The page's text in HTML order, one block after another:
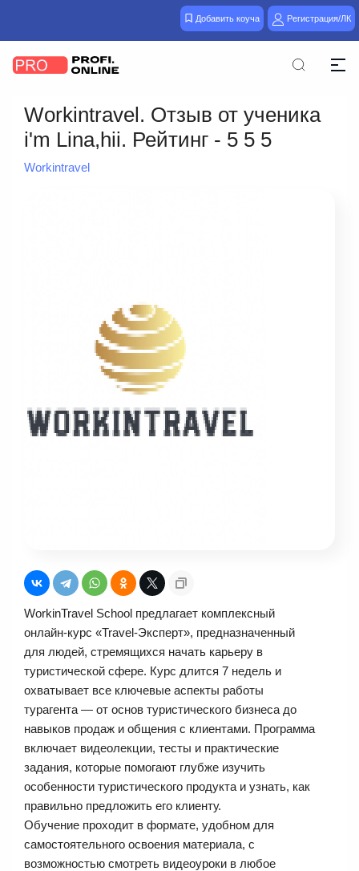
Добавить коуча Регистрация/ЛК
Workintravel. Отзыв от ученика
i'm Lina,hii. Рейтинг - 5 5 5
Workintravel
WorkinTravel School предлагает комплексный
онлайн-курс «Travel-Эксперт», предназначенный
для людей, стремящихся начать карьеру в
туристической сфере. Курс длится 7 недель и
охватывает все ключевые аспекты работы
турагента — от основ туристического бизнеса до
навыков продаж и общения с клиентами. Программа
включает видеолекции, тесты и практические
задания, которые помогают глубже изучить
особенности туристического продукта и узнать, как
правильно предложить его клиенту.
Обучение проходит в формате, удобном для
самостоятельного освоения материала, с
возможностью смотреть видеоуроки в любое